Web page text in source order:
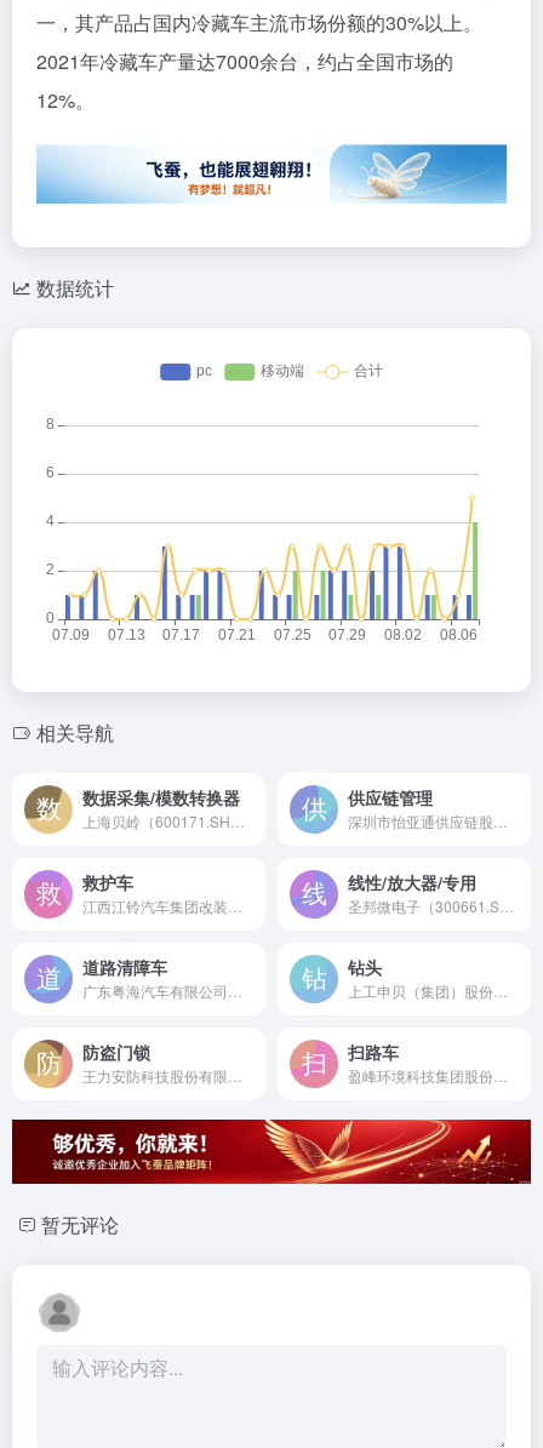
一，其产品占国内冷藏车主流市场份额的30%以上。
2021年冷藏车产量达7000余台，约占全国市场的
12%。
数据统计
相关导航
数据采集/模数转换器 供应链管理
救护车 线性/放大器/专用
道路清障车 钻头
防盗门锁 扫路车
暂无评论